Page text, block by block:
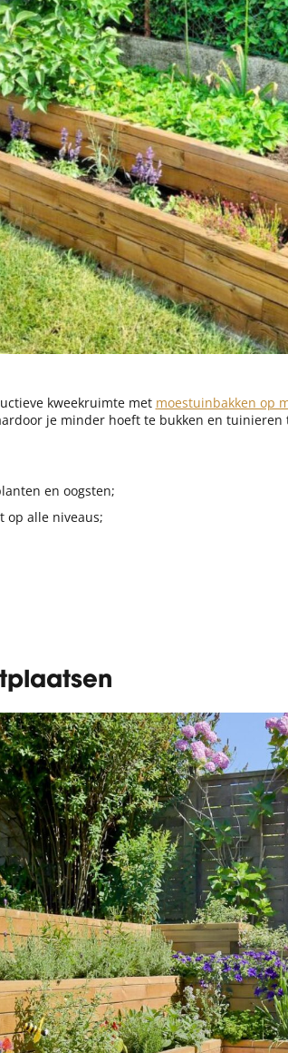
kweekruimte met moestuinbakken op
je minder hoeft te bukken en tuinieren
en oogsten;
op alle niveaus;